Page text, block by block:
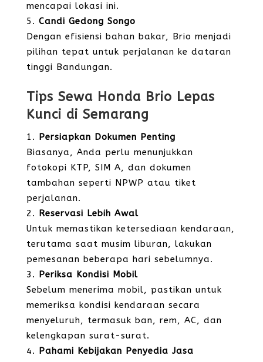
mencapai lokasi ini.
Candi Gedong Songo
Dengan efisiensi bahan bakar, Brio menjadi
pilihan tepat untuk perjalanan ke dataran
tinggi Bandungan.
Tips Sewa Honda Brio Lepas
Kunci di Semarang
Persiapkan Dokumen Penting
Biasanya, Anda perlu menunjukkan
fotokopi KTP, SIM A, dan dokumen
tambahan seperti NPWP atau tiket
perjalanan.
Reservasi Lebih Awal
Untuk memastikan ketersediaan kendaraan,
terutama saat musim liburan, lakukan
pemesanan beberapa hari sebelumnya.
Periksa Kondisi Mobil
Sebelum menerima mobil, pastikan untuk
memeriksa kondisi kendaraan secara
menyeluruh, termasuk ban, rem, AC, dan
kelengkapan surat-surat.
Pahami Kebijakan Penyedia Jasa